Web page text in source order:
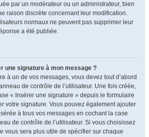
par un modérateur ou un administrateur, bien
raison discrète concernant leur modification.
normaux ne peuvent pas supprimer leur
a été publiée.
une signature à mon message ?
à un de vos messages, vous devez tout d’abord
de contrôle de l’utilisateur. Une fois créée,
« Insérer une signature » depuis le formulaire
votre signature. Vous pouvez également ajouter
à tous vos messages en cochant la case
de contrôle de l’utilisateur. Si vous choisissez
vous sera plus utile de spécifier sur chaque